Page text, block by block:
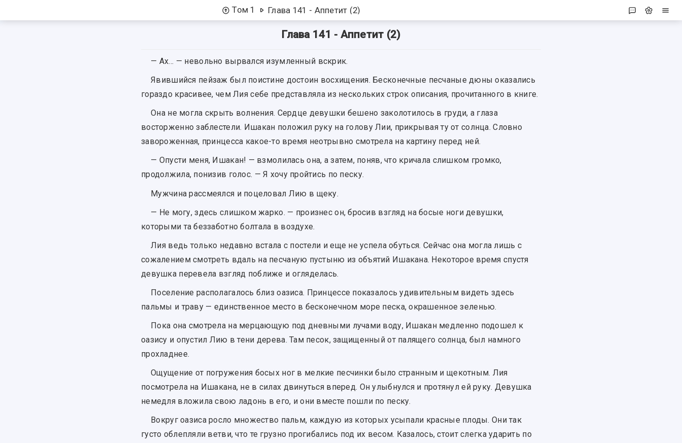
Том 1 Глава 141 - Аппетит (2)
Глава 141 - Аппетит (2)
— Ах… — невольно вырвался изумленный вскрик.
Явившийся пейзаж был поистине достоин восхищения. Бесконечные песчаные дюны оказались
гораздо красивее, чем Лия себе представляла из нескольких строк описания, прочитанного в книге.
Она не могла скрыть волнения. Сердце девушки бешено заколотилось в груди, а глаза
восторженно заблестели. Ишакан положил руку на голову Лии, прикрывая ту от солнца. Словно
завороженная, принцесса какое-то время неотрывно смотрела на картину перед ней.
— Опусти меня, Ишакан! — взмолилась она, а затем, поняв, что кричала слишком громко,
продолжила, понизив голос. — Я хочу пройтись по песку.
Мужчина рассмеялся и поцеловал Лию в щеку.
— Не могу, здесь слишком жарко. — произнес он, бросив взгляд на босые ноги девушки,
которыми та беззаботно болтала в воздухе.
Лия ведь только недавно встала с постели и еще не успела обуться. Сейчас она могла лишь с
сожалением смотреть вдаль на песчаную пустыню из объятий Ишакана. Некоторое время спустя
девушка перевела взгляд поближе и огляделась.
Поселение располагалось близ оазиса. Принцессе показалось удивительным видеть здесь
пальмы и траву — единственное место в бесконечном море песка, окрашенное зеленью.
Пока она смотрела на мерцающую под дневными лучами воду, Ишакан медленно подошел к
оазису и опустил Лию в тени дерева. Там песок, защищенный от палящего солнца, был намного
прохладнее.
Ощущение от погружения босых ног в мелкие песчинки было странным и щекотным. Лия
посмотрела на Ишакана, не в силах двинуться вперед. Он улыбнулся и протянул ей руку. Девушка
немедля вложила свою ладонь в его, и они вместе пошли по песку.
Вокруг оазиса росло множество пальм, каждую из которых усыпали красные плоды. Они так
густо облепляли ветви, что те грузно прогибались под их весом. Казалось, стоит слегка ударить по